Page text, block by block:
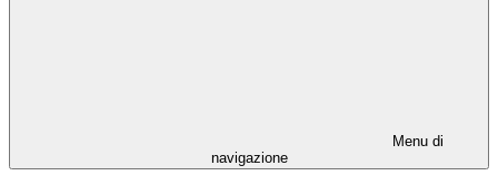
Menu di
navigazione